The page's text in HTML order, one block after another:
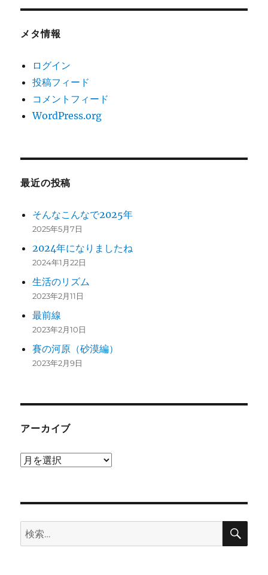
メタ情報
ログイン
投稿フィード
コメントフィード
WordPress.org
最近の投稿
そんなこんなで2025年
2025年5月7日
2024年になりましたね
2024年1月22日
生活のリズム
2023年2月11日
最前線
2023年2月10日
賽の河原（砂漠編）
2023年2月9日
アーカイブ
ア
検
索:
検